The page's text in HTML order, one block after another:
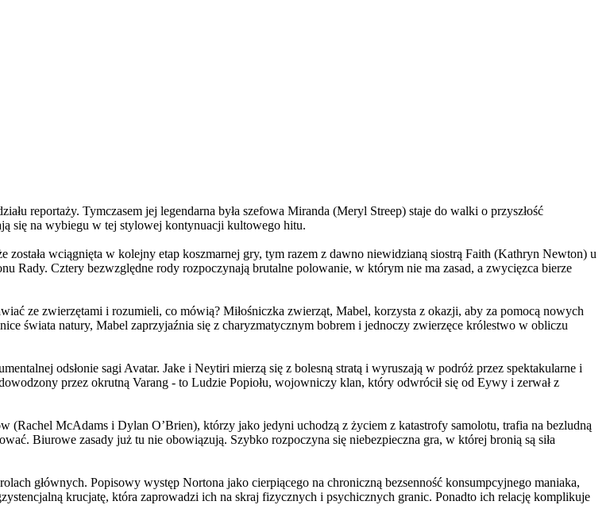
reportaży. Tymczasem jej legendarna była szefowa Miranda (Meryl Streep) staje do walki o przyszłość
się na wybiegu w tej stylowej kontynuacji kultowego hitu.
wciągnięta w kolejny etap koszmarnej gry, tym razem z dawno niewidzianą siostrą Faith (Kathryn Newton) u
Rady. Cztery bezwzględne rody rozpoczynają brutalne polowanie, w którym nie ma zasad, a zwycięzca bierze
ze zwierzętami i rozumieli, co mówią? Miłośniczka zwierząt, Mabel, korzysta z okazji, aby za pomocą nowych
świata natury, Mabel zaprzyjaźnia się z charyzmatycznym bobrem i jednoczy zwierzęce królestwo w obliczu
odsłonie sagi Avatar. Jake i Neytiri mierzą się z bolesną stratą i wyruszają w podróż przez spektakularne i
przez okrutną Varang - to Ludzie Popiołu, wojowniczy klan, który odwrócił się od Eywy i zerwał z
McAdams i Dylan O’Brien), którzy jako jedyni uchodzą z życiem z katastrofy samolotu, trafia na bezludną
Biurowe zasady już tu nie obowiązują. Szybko rozpoczyna się niebezpieczna gra, w której bronią są siła
głównych. Popisowy występ Nortona jako cierpiącego na chroniczną bezsenność konsumpcyjnego maniaka,
krucjatę, która zaprowadzi ich na skraj fizycznych i psychicznych granic. Ponadto ich relację komplikuje